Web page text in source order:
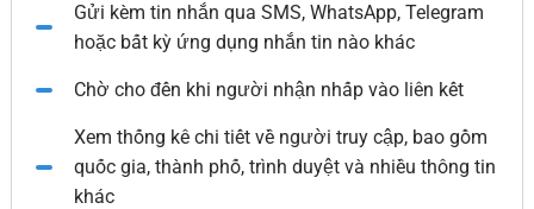
Gửi kèm tin nhắn qua SMS, WhatsApp, Telegram
hoặc bất kỳ ứng dụng nhắn tin nào khác
Chờ cho đến khi người nhận nhấp vào liên kết
Xem thống kê chi tiết về người truy cập, bao gồm
quốc gia, thành phố, trình duyệt và nhiều thông tin
khác